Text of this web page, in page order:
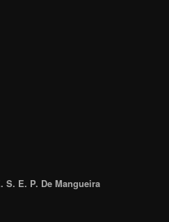
S. E. P. De Mangueira